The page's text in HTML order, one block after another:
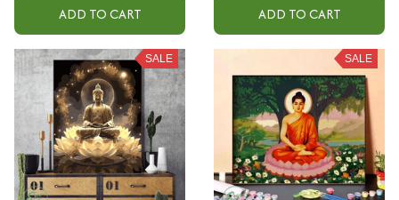
ADD TO CART ADD TO CART
SALE SALE